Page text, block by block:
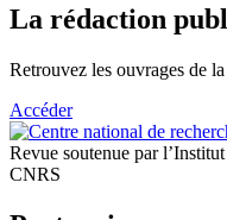
La rédaction
Retrouvez les ouvrages de
Accéder
Revue soutenue par
CNRS